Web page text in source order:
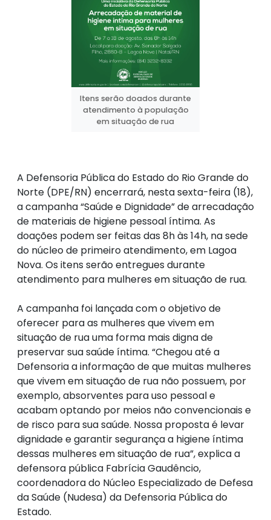
Itens serão doados durante
atendimento à população
em situação de rua
A Defensoria Pública do Estado do Rio Grande do
Norte (DPE/RN) encerrará, nesta sexta-feira (18),
a campanha “Saúde e Dignidade” de arrecadação
de materiais de higiene pessoal íntima. As
doações podem ser feitas das 8h às 14h, na sede
do núcleo de primeiro atendimento, em Lagoa
Nova. Os itens serão entregues durante
atendimento para mulheres em situação de rua.
A campanha foi lançada com o objetivo de
oferecer para as mulheres que vivem em
situação de rua uma forma mais digna de
preservar sua saúde íntima. “Chegou até a
Defensoria a informação de que muitas mulheres
que vivem em situação de rua não possuem, por
exemplo, absorventes para uso pessoal e
acabam optando por meios não convencionais e
de risco para sua saúde. Nossa proposta é levar
dignidade e garantir segurança a higiene íntima
dessas mulheres em situação de rua”, explica a
defensora pública Fabrícia Gaudêncio,
coordenadora do Núcleo Especializado de Defesa
da Saúde (Nudesa) da Defensoria Pública do
Estado.